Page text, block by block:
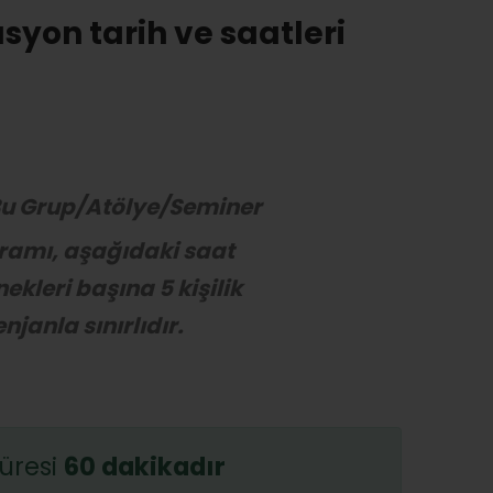
tarih ve saatleri
Grup/Atölye/Seminer
aşağıdaki saat
başına 5 kişilik
sınırlıdır.
60 dakikadır